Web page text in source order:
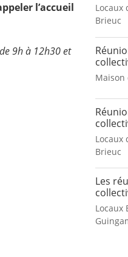
l’accueil
9h à 12h30 et
Locaux
Brieuc
Maison
Locaux
Brieuc
Les
Locaux